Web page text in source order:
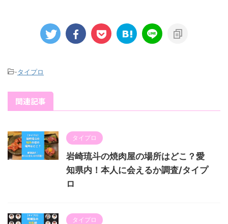
-タイプロ
関連記事
タイプロ
岩崎琉斗の焼肉屋の場所はどこ？愛
知県内！本人に会えるか調査/タイプ
ロ
タイプロ